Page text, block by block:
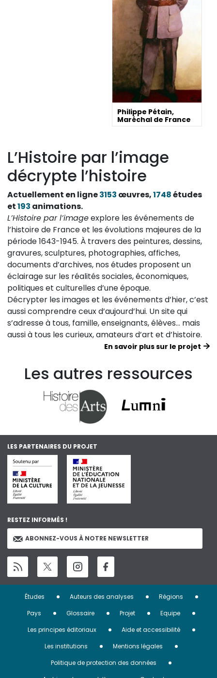
Philippe Pétain,
Maréchal de France
L’Histoire par l’image
décrypte l’histoire
Actuellement en ligne3153 œuvres,1748études
et193 animations.
L’Histoire par l’imageexplore les événements de
l’histoire de France et les évolutions majeures de la
période 1643-1945. À travers des peintures, dessins,
gravures, sculptures, photographies, affiches,
documents d’archives, nos études proposent un
éclairage sur les réalités sociales, économiques,
politiques et culturelles d’une époque.
Décrypter les images et les événements d’hier, c’est
aussi comprendre ceux d’aujourd’hui. Un site qui
s’adresse à tous, famille, enseignants, élèves… mais
aussi à tous les curieux, amateurs d’art et d’histoire.
En savoir plus sur le projet
Les autres ressources
LES PARTENAIRES DU PROJET
RESTEZ INFORMÉS !
ABONNEZ-VOUS À NOTRE NEWSLETTER
Menu
Pied
page
Études Auteurs des analyses
Régions
Pays
Glossaire Projet
Equipe
Les principes éditoriaux
Aide et accessibilité
Les institutions
Mentions légales
Politique de protection des données